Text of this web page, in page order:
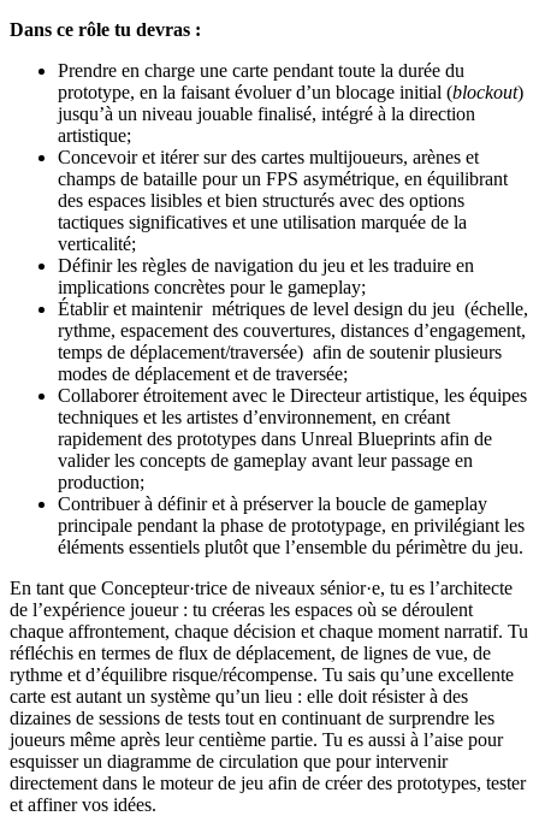
Dans ce rôle tu devras :
Prendre en charge une carte pendant toute la durée du
prototype, en la faisant évoluer d’un blocage initial (blockout)
jusqu’à un niveau jouable finalisé, intégré à la direction
artistique;
Concevoir et itérer sur des cartes multijoueurs, arènes et
champs de bataille pour un FPS asymétrique, en équilibrant
des espaces lisibles et bien structurés avec des options
tactiques significatives et une utilisation marquée de la
verticalité;
Définir les règles de navigation du jeu et les traduire en
implications concrètes pour le gameplay;
Établir et maintenir métriques de level design du jeu (échelle,
rythme, espacement des couvertures, distances d’engagement,
temps de déplacement/traversée) afin de soutenir plusieurs
modes de déplacement et de traversée;
Collaborer étroitement avec le Directeur artistique, les équipes
techniques et les artistes d’environnement, en créant
rapidement des prototypes dans Unreal Blueprints afin de
valider les concepts de gameplay avant leur passage en
production;
Contribuer à définir et à préserver la boucle de gameplay
principale pendant la phase de prototypage, en privilégiant les
éléments essentiels plutôt que l’ensemble du périmètre du jeu.
En tant que Concepteur·trice de niveaux sénior·e, tu es l’architecte
de l’expérience joueur : tu créeras les espaces où se déroulent
chaque affrontement, chaque décision et chaque moment narratif. Tu
réfléchis en termes de flux de déplacement, de lignes de vue, de
rythme et d’équilibre risque/récompense. Tu sais qu’une excellente
carte est autant un système qu’un lieu : elle doit résister à des
dizaines de sessions de tests tout en continuant de surprendre les
joueurs même après leur centième partie. Tu es aussi à l’aise pour
esquisser un diagramme de circulation que pour intervenir
directement dans le moteur de jeu afin de créer des prototypes, tester
et affiner vos idées.